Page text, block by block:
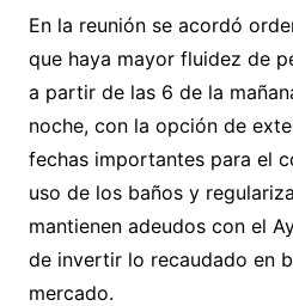
En la reunión se acordó
que haya mayor fluidez de
a partir de las 6 de la
noche, con la opción de
fechas importantes para el
uso de los baños y
mantienen adeudos con el
de invertir lo recaudado en
mercado.